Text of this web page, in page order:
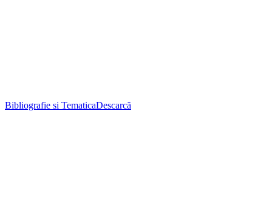
Bibliografie si TematicaDescarcă